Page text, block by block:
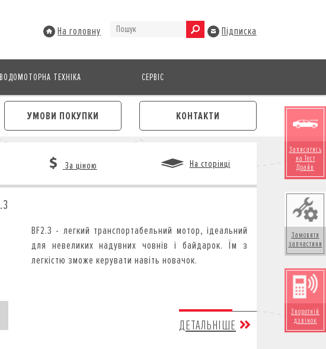
На головну Підписка
ВОДОМОТОРНА ТЕХНІКА СЕРВІС
УМОВИ ПОКУПКИ
КЛІЄНТАМ
КОНТАКТИ
Записатись
на Тест
Драйв
Замовити
запчастини
Зворотній
дзвінок
За ціною На сторінці
BF2.3 - легкий транспортабельний мотор, ідеальний
для невеликих надувних човнів і байдарок. Їм з
легкістю зможе керувати навіть новачок.
ДЕТАЛЬНІШЕ